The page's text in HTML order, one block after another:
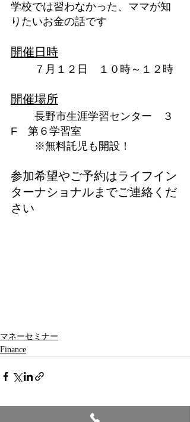
学校では習わなかった、ママが知
りたいお金の話です
開催日時
	７月１２日　１０時～１２時
開催場所
F　第６学習室
	※無料託児も開設！
参加希望やご予約はライフイン
ターナショナルまでご連絡くだ
さい
マネーセミナー
Finance